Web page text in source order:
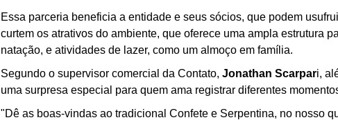
Essa parceria beneficia a entidade e seus sócios, que podem
curtem os atrativos do ambiente, que oferece uma ampla estrutura
natação, e atividades de lazer, como um almoço em família.
Segundo o supervisor comercial da Contato, Jonathan Scarpari,
uma surpresa especial para quem ama registrar diferentes
"Dê as boas-vindas ao tradicional Confete e Serpentina, no nosso